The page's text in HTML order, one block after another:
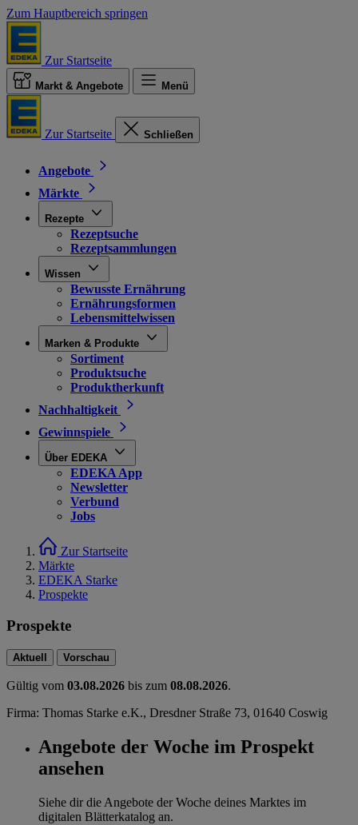
Zum Hauptbereich springen
Zur Startseite
Markt & Angebote Menü
Zur Startseite Schließen
Angebote
Märkte
Rezepte
Rezeptsuche
Rezeptsammlungen
Wissen
Bewusste Ernährung
Ernährungsformen
Lebensmittelwissen
Marken & Produkte
Sortiment
Produktsuche
Produktherkunft
Nachhaltigkeit
Gewinnspiele
Über EDEKA
EDEKA App
Newsletter
Verbund
Jobs
Zur Startseite
Märkte
EDEKA Starke
Prospekte
Prospekte
Aktuell Vorschau
Gültig vom 03.08.2026 bis zum 08.08.2026.
Firma: Thomas Starke e.K., Dresdner Straße 73, 01640 Coswig
Angebote der Woche im Prospekt
ansehen
Siehe dir die Angebote der Woche deines Marktes im
digitalen Blätterkatalog an.